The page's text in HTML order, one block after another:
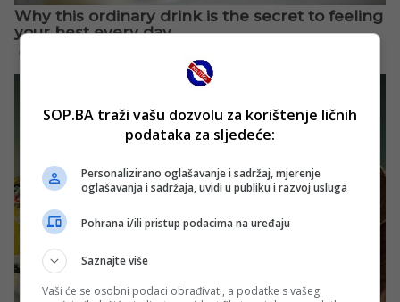
SOP.BA traži vašu dozvolu za korištenje ličnih
podataka za sljedeće:
Personalizirano oglašavanje i sadržaj, mjerenje
oglašavanja i sadržaja, uvidi u publiku i razvoj usluga
Pohrana i/ili pristup podacima na uređaju
Saznajte više
Vaši će se osobni podaci obrađivati, a podatke s vašeg